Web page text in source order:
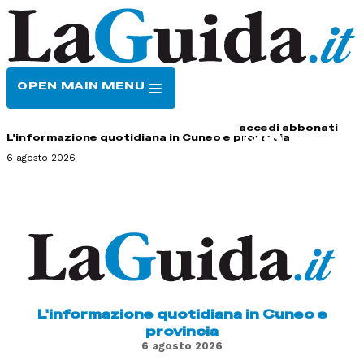
OPEN MAIN MENU
accedi abbonati
L'informazione quotidiana in Cuneo e provincia
6 agosto 2026
L'informazione quotidiana in Cuneo e
provincia
6 agosto 2026